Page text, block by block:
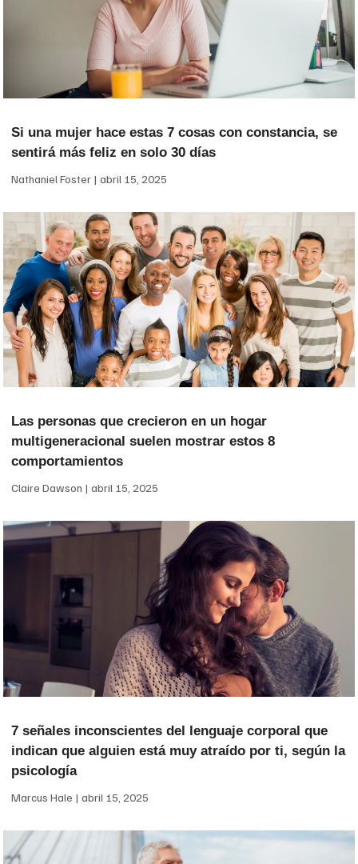
Si una mujer hace estas 7 cosas con constancia, se
sentirá más feliz en solo 30 días
Nathaniel Foster abril 15, 2025
Las personas que crecieron en un hogar
multigeneracional suelen mostrar estos 8
comportamientos
Claire Dawson abril 15, 2025
7 señales inconscientes del lenguaje corporal que
indican que alguien está muy atraído por ti, según la
psicología
Marcus Hale abril 15, 2025